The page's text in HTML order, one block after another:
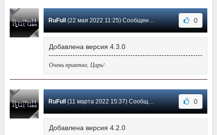
RuFull(22 мая 2022 11:25) Сообщение #3 0
Добавлена версия 4.3.0
Очень приятно, Царь!
RuFull(11 марта 2022 15:37) Сообщение #2 0
Добавлена версия 4.2.0